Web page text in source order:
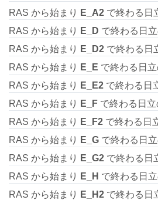
RAS から始まり
E_A2 で終わる日
RAS から始まり
E_D で終わる日
RAS から始まり
E_D2 で終わる日
RAS から始まり
E_E で終わる日
RAS から始まり
E_E2 で終わる日
RAS から始まり
E_F で終わる日
RAS から始まり
E_F2 で終わる日
RAS から始まり
E_G で終わる日
RAS から始まり
E_G2 で終わる日
RAS から始まり
E_H で終わる日
RAS から始まり
E_H2 で終わる日